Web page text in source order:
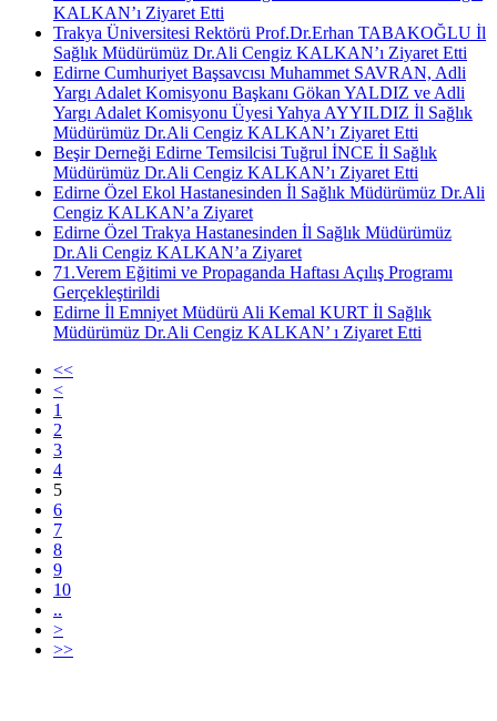
KALKAN’ı Ziyaret Etti
Trakya Üniversitesi Rektörü Prof.Dr.Erhan TABAKOĞLU İl
Sağlık Müdürümüz Dr.Ali Cengiz KALKAN’ı Ziyaret Etti
Edirne Cumhuriyet Başsavcısı Muhammet SAVRAN, Adli
Yargı Adalet Komisyonu Başkanı Gökan YALDIZ ve Adli
Yargı Adalet Komisyonu Üyesi Yahya AYYILDIZ İl Sağlık
Müdürümüz Dr.Ali Cengiz KALKAN’ı Ziyaret Etti
Beşir Derneği Edirne Temsilcisi Tuğrul İNCE İl Sağlık
Müdürümüz Dr.Ali Cengiz KALKAN’ı Ziyaret Etti
Edirne Özel Ekol Hastanesinden İl Sağlık Müdürümüz Dr.Ali
Cengiz KALKAN’a Ziyaret
Edirne Özel Trakya Hastanesinden İl Sağlık Müdürümüz
Dr.Ali Cengiz KALKAN’a Ziyaret
71.Verem Eğitimi ve Propaganda Haftası Açılış Programı
Gerçekleştirildi
Edirne İl Emniyet Müdürü Ali Kemal KURT İl Sağlık
Müdürümüz Dr.Ali Cengiz KALKAN’ ı Ziyaret Etti
<<
<
1
2
3
4
5
6
7
8
9
10
..
>
>>